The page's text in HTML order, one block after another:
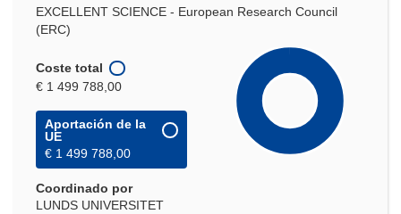
EXCELLENT SCIENCE - European Research Council
(ERC)
Coste total
€ 1 499 788,00
Aportación de la
UE
€ 1 499 788,00
Coordinado por
LUNDS UNIVERSITET